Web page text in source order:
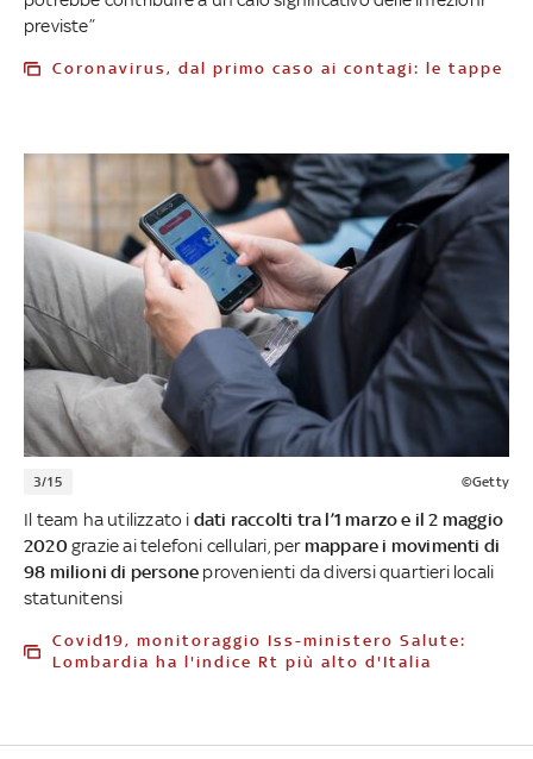
previste”
Coronavirus, dal primo caso ai contagi: le tappe
3/15 ©Getty
Il team ha utilizzato i dati raccolti tra l’1 marzo e il 2 maggio
2020 grazie ai telefoni cellulari, per mappare i movimenti di
98 milioni di persone provenienti da diversi quartieri locali
statunitensi
Covid19, monitoraggio Iss-ministero Salute:
Lombardia ha l'indice Rt più alto d'Italia